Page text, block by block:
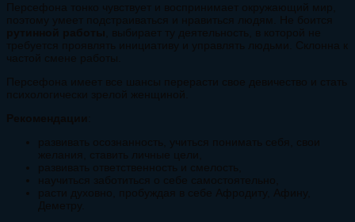
Персефона тонко чувствует и воспринимает окружающий мир,
поэтому умеет подстраиваться и нравиться людям. Не боится
рутинной работы , выбирает ту деятельность, в которой не
требуется проявлять инициативу и управлять людьми. Склонна к
частой смене работы.
Персефона имеет все шансы перерасти свое девичество и стать
психологически зрелой женщиной.
Рекомендации
развивать осознанность, учиться понимать себя, свои
желания, ставить личные цели,
развивать ответственность и смелость,
научиться заботиться о себе самостоятельно,
расти духовно, пробуждая в себе Афродиту, Афину,
Деметру.